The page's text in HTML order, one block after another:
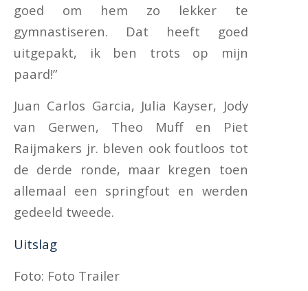
goed om hem zo lekker te
gymnastiseren. Dat heeft goed
uitgepakt, ik ben trots op mijn
paard!”
Juan Carlos Garcia, Julia Kayser, Jody
van Gerwen, Theo Muff en Piet
Raijmakers jr. bleven ook foutloos tot
de derde ronde, maar kregen toen
allemaal een springfout en werden
gedeeld tweede.
Uitslag
Foto: Foto Trailer